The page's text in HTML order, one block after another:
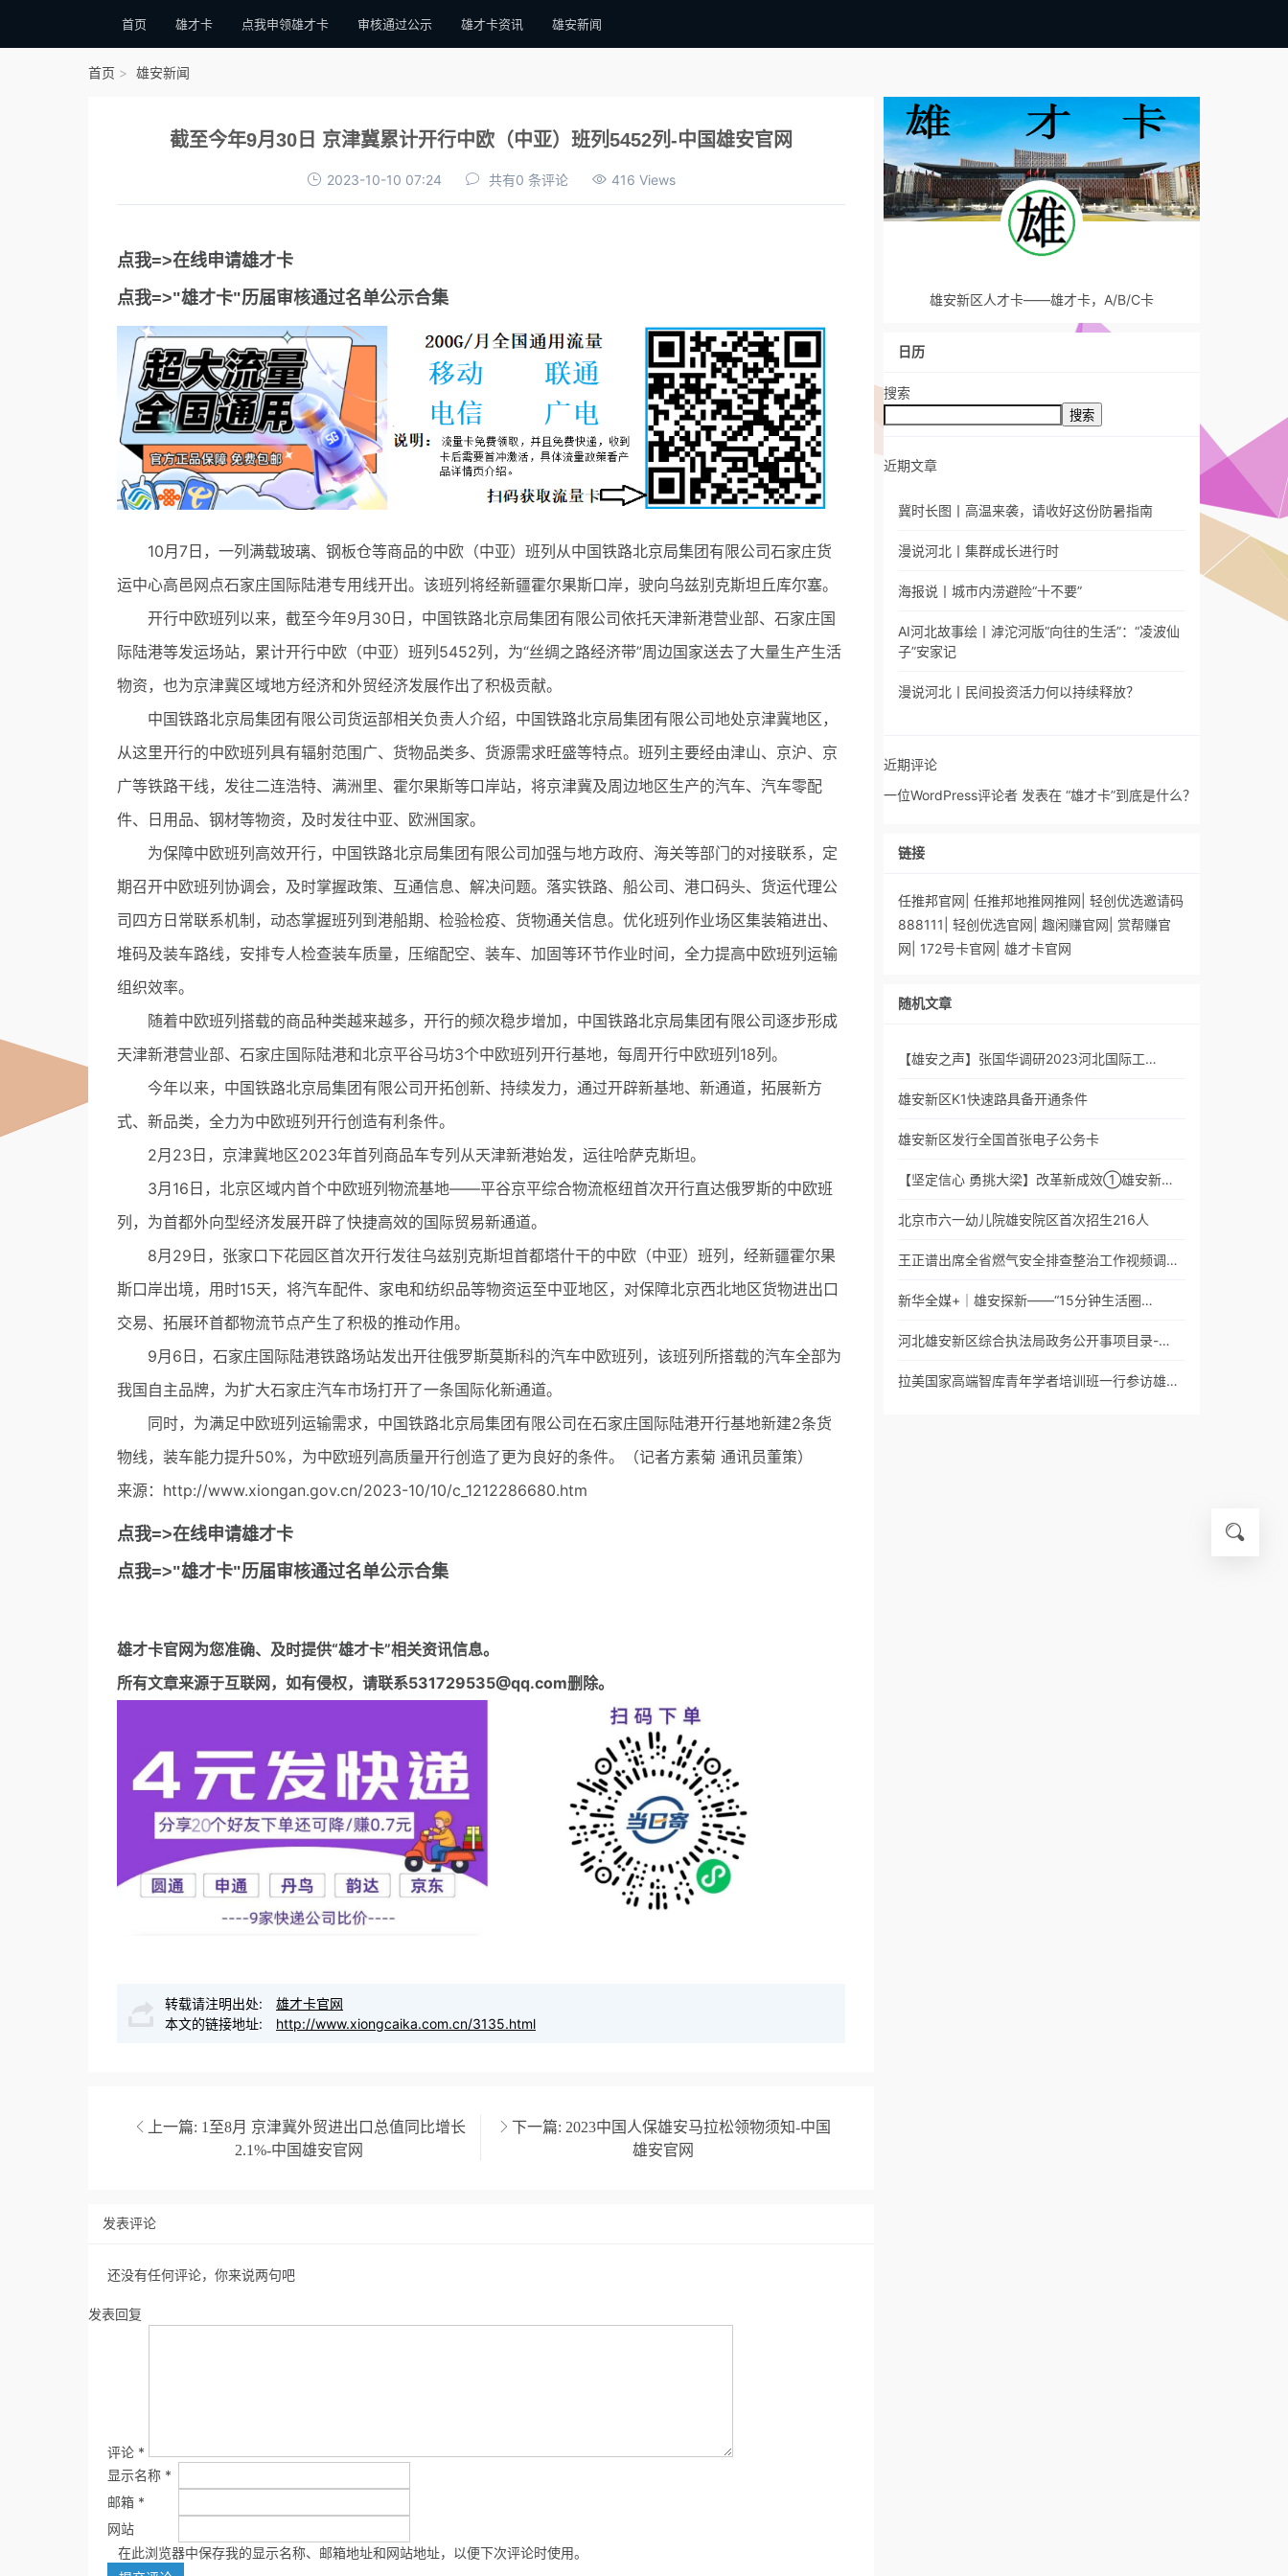
首页 雄才卡 点我申领雄才卡 审核通过公示 雄才卡资讯 雄安新闻
首页 雄安新闻
截至今年9月30日 京津冀累计开行中欧（中亚）班列5452列-中国雄安官网
2023-10-10 07:24 共有0 条评论 416 Views
点我=>在线申请雄才卡
点我=>"雄才卡"历届审核通过名单公示合集
10月7日，一列满载玻璃、钢板仓等商品的中欧（中亚）班列从中国铁路北京局集团有限公司石家庄货
运中心高邑网点石家庄国际陆港专用线开出。该班列将经新疆霍尔果斯口岸，驶向乌兹别克斯坦丘库尔塞。
开行中欧班列以来，截至今年9月30日，中国铁路北京局集团有限公司依托天津新港营业部、石家庄国
际陆港等发运场站，累计开行中欧（中亚）班列5452列，为“丝绸之路经济带”周边国家送去了大量生产生活
物资，也为京津冀区域地方经济和外贸经济发展作出了积极贡献。
中国铁路北京局集团有限公司货运部相关负责人介绍，中国铁路北京局集团有限公司地处京津冀地区，
从这里开行的中欧班列具有辐射范围广、货物品类多、货源需求旺盛等特点。班列主要经由津山、京沪、京
广等铁路干线，发往二连浩特、满洲里、霍尔果斯等口岸站，将京津冀及周边地区生产的汽车、汽车零配
件、日用品、钢材等物资，及时发往中亚、欧洲国家。
为保障中欧班列高效开行，中国铁路北京局集团有限公司加强与地方政府、海关等部门的对接联系，定
期召开中欧班列协调会，及时掌握政策、互通信息、解决问题。落实铁路、船公司、港口码头、货运代理公
司四方日常联系机制，动态掌握班列到港船期、检验检疫、货物通关信息。优化班列作业场区集装箱进出、
堆码及装车路线，安排专人检查装车质量，压缩配空、装车、加固等环节作业时间，全力提高中欧班列运输
组织效率。
随着中欧班列搭载的商品种类越来越多，开行的频次稳步增加，中国铁路北京局集团有限公司逐步形成
天津新港营业部、石家庄国际陆港和北京平谷马坊3个中欧班列开行基地，每周开行中欧班列18列。
今年以来，中国铁路北京局集团有限公司开拓创新、持续发力，通过开辟新基地、新通道，拓展新方
式、新品类，全力为中欧班列开行创造有利条件。
2月23日，京津冀地区2023年首列商品车专列从天津新港始发，运往哈萨克斯坦。
3月16日，北京区域内首个中欧班列物流基地——平谷京平综合物流枢纽首次开行直达俄罗斯的中欧班
列，为首都外向型经济发展开辟了快捷高效的国际贸易新通道。
8月29日，张家口下花园区首次开行发往乌兹别克斯坦首都塔什干的中欧（中亚）班列，经新疆霍尔果
斯口岸出境，用时15天，将汽车配件、家电和纺织品等物资运至中亚地区，对保障北京西北地区货物进出口
交易、拓展环首都物流节点产生了积极的推动作用。
9月6日，石家庄国际陆港铁路场站发出开往俄罗斯莫斯科的汽车中欧班列，该班列所搭载的汽车全部为
我国自主品牌，为扩大石家庄汽车市场打开了一条国际化新通道。
同时，为满足中欧班列运输需求，中国铁路北京局集团有限公司在石家庄国际陆港开行基地新建2条货
物线，装车能力提升50%，为中欧班列高质量开行创造了更为良好的条件。（记者方素菊 通讯员董策）
来源：http://www.xiongan.gov.cn/2023-10/10/c_1212286680.htm
点我=>在线申请雄才卡
点我=>"雄才卡"历届审核通过名单公示合集
雄才卡官网为您准确、及时提供“雄才卡”相关资讯信息。
所有文章来源于互联网，如有侵权，请联系531729535@qq.com删除。
转载请注明出处:
雄才卡官网
本文的链接地址:
http://www.xiongcaika.com.cn/3135.html
上一篇: 1至8月 京津冀外贸进出口总值同比增长
2.1%-中国雄安官网
下一篇: 2023中国人保雄安马拉松领物须知-中国
雄安官网
发表评论
还没有任何评论，你来说两句吧
发表回复
评论 *
显示名称 *
邮箱 *
网站
在此浏览器中保存我的显示名称、邮箱地址和网站地址，以便下次评论时使用。
雄安新区人才卡——雄才卡，A/B/C卡
日历
搜索
搜索
近期文章
冀时长图丨高温来袭，请收好这份防暑指南
漫说河北丨集群成长进行时
海报说丨城市内涝避险“十不要”
AI河北故事绘丨滹沱河版“向往的生活”：“凌波仙
子”安家记
漫说河北丨民间投资活力何以持续释放？
近期评论
一位WordPress评论者 发表在 “雄才卡”到底是什么？
链接
任推邦官网 任推邦地推网推网 轻创优选邀请码
888111
轻创优选官网 趣闲赚官网
赏帮赚官
网
172号卡官网 雄才卡官网
随机文章
【雄安之声】张国华调研2023河北国际工…
雄安新区K1快速路具备开通条件
雄安新区发行全国首张电子公务卡
【坚定信心 勇挑大梁】改革新成效①雄安新…
北京市六一幼儿院雄安院区首次招生216人
王正谱出席全省燃气安全排查整治工作视频调…
新华全媒+｜雄安探新——“15分钟生活圈…
河北雄安新区综合执法局政务公开事项目录-…
拉美国家高端智库青年学者培训班一行参访雄…